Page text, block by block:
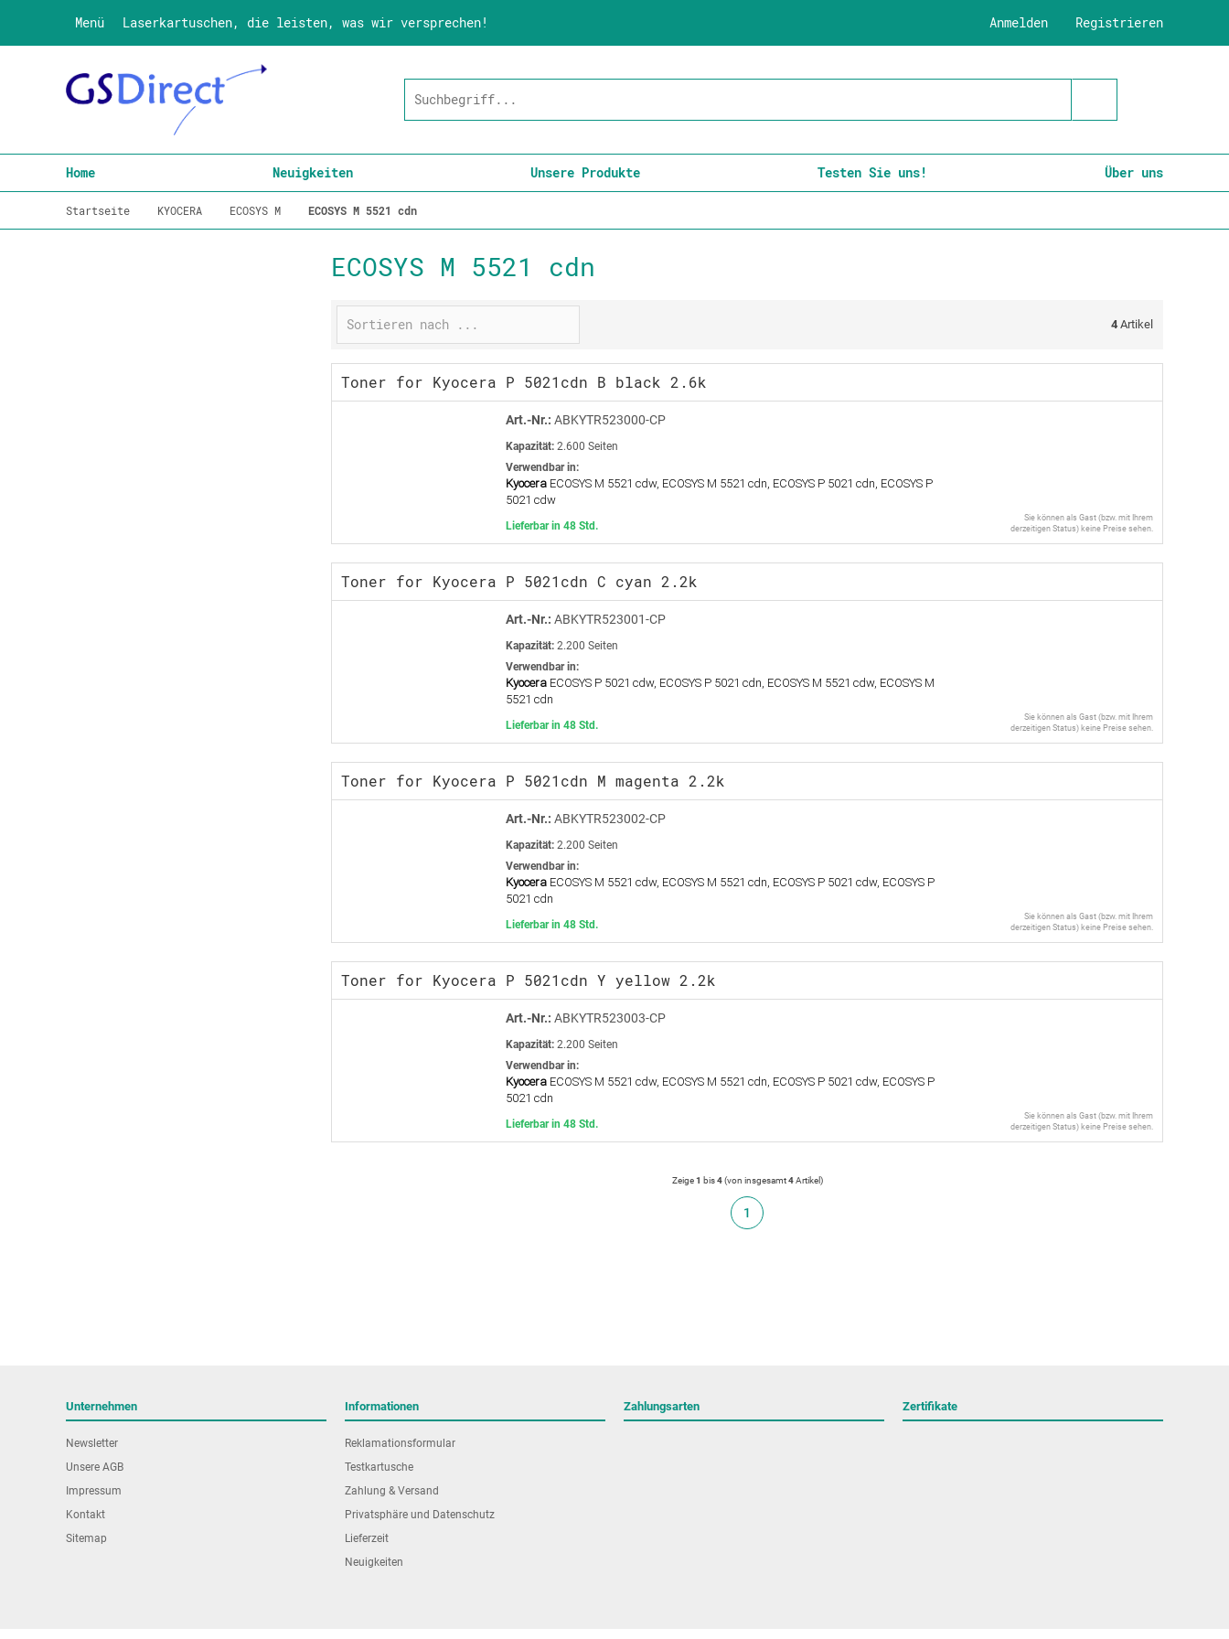
Menü Laserkartuschen, die leisten, was wir versprechen! Registrieren
Anmelden
Home Neuigkeiten Unsere Produkte Testen Sie uns! Über uns
Startseite KYOCERA ECOSYS M ECOSYS M 5521 cdn
ECOSYS M 5521 cdn
4 Artikel
Toner for Kyocera P 5021cdn B black 2.6k
Art.-Nr.: ABKYTR523000-CP
Kapazität: 2.600 Seiten
Verwendbar in:
Kyocera ECOSYS M 5521 cdw, ECOSYS M 5521 cdn, ECOSYS P 5021 cdn, ECOSYS P
5021 cdw
Lieferbar in 48 Std.
Sie können als Gast (bzw. mit Ihrem
derzeitigen Status) keine Preise sehen.
Toner for Kyocera P 5021cdn C cyan 2.2k
Art.-Nr.: ABKYTR523001-CP
Kapazität: 2.200 Seiten
Verwendbar in:
Kyocera ECOSYS P 5021 cdw, ECOSYS P 5021 cdn, ECOSYS M 5521 cdw, ECOSYS M
5521 cdn
Lieferbar in 48 Std.
Sie können als Gast (bzw. mit Ihrem
derzeitigen Status) keine Preise sehen.
Toner for Kyocera P 5021cdn M magenta 2.2k
Art.-Nr.: ABKYTR523002-CP
Kapazität: 2.200 Seiten
Verwendbar in:
Kyocera ECOSYS M 5521 cdw, ECOSYS M 5521 cdn, ECOSYS P 5021 cdw, ECOSYS P
5021 cdn
Lieferbar in 48 Std.
Sie können als Gast (bzw. mit Ihrem
derzeitigen Status) keine Preise sehen.
Toner for Kyocera P 5021cdn Y yellow 2.2k
Art.-Nr.: ABKYTR523003-CP
Kapazität: 2.200 Seiten
Verwendbar in:
Kyocera ECOSYS M 5521 cdw, ECOSYS M 5521 cdn, ECOSYS P 5021 cdw, ECOSYS P
5021 cdn
Lieferbar in 48 Std.
Sie können als Gast (bzw. mit Ihrem
derzeitigen Status) keine Preise sehen.
Zeige1 bis4(von insgesamt4Artikel)
1
Unternehmen
Newsletter
Unsere AGB
Impressum
Kontakt
Sitemap
Informationen
Reklamationsformular
Testkartusche
Zahlung & Versand
Privatsphäre und Datenschutz
Lieferzeit
Neuigkeiten
Zahlungsarten Zertifikate